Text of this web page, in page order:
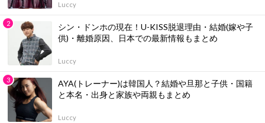
Luccy
シン・ドンホの現在！U-KISS脱退理由・結婚(嫁や子
供)・離婚原因、日本での最新情報もまとめ
Luccy
AYA(トレーナー)は韓国人？結婚や旦那と子供・国籍
と本名・出身と家族や両親もまとめ
Luccy